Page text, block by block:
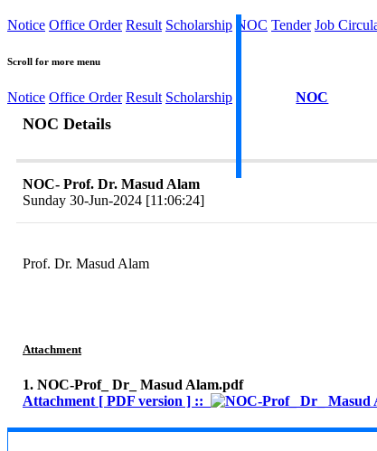
Notice Office Order Result Scholarship NOC Tender Job
Scroll for more menu
Notice Office Order Result Scholarship NOC
NOC Details
NOC- Prof. Dr. Masud Alam
Sunday 30-Jun-2024 [11:06:24]
Prof. Dr. Masud Alam
Attachment
1. NOC-Prof_ Dr_ Masud Alam.pdf
Attachment [ PDF version ] ::